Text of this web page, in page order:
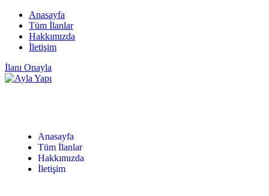
Anasayfa
Tüm İlanlar
Hakkımızda
İletişim
İlanı Onayla
Anasayfa
Tüm İlanlar
Hakkımızda
İletişim